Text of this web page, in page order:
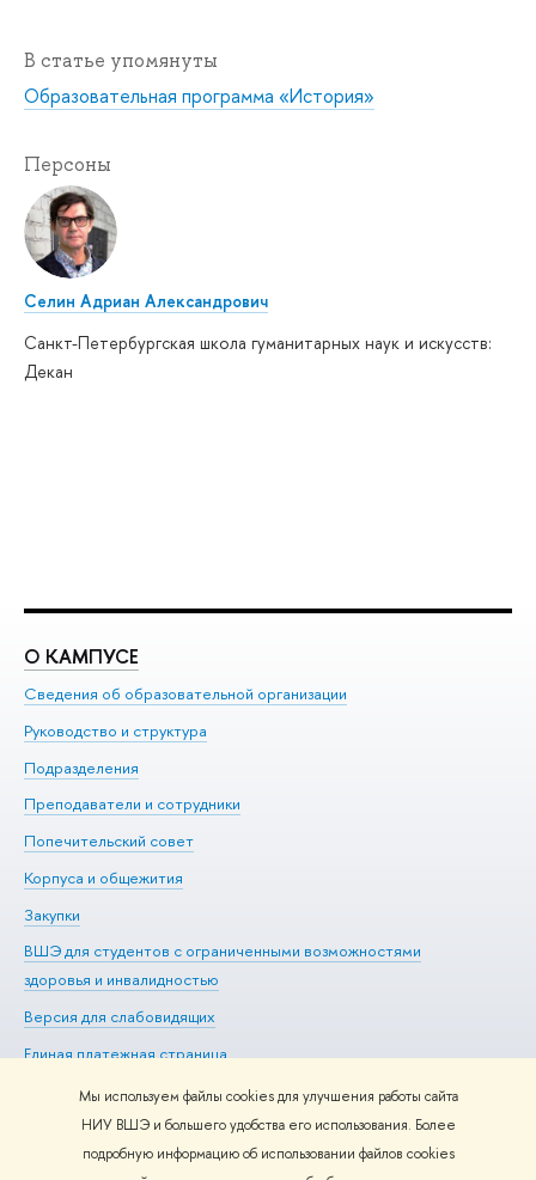
Мы используем файлы cookies для улучшения работы сайта
НИУ ВШЭ и большего удобства его использования. Более
подробную информацию об использовании файлов cookies
В статье упомянуты
Образовательная программа «История»
Персоны
Селин Адриан Александрович
Санкт-Петербургская школа гуманитарных наук и искусств:
Декан
О КАМПУСЕ
Сведения об образовательной организации
Руководство и структура
Подразделения
Преподаватели и сотрудники
Попечительский совет
Корпуса и общежития
Закупки
ВШЭ для студентов с ограниченными возможностями
здоровья и инвалидностью
Версия для слабовидящих
Единая платежная страница
Редактору